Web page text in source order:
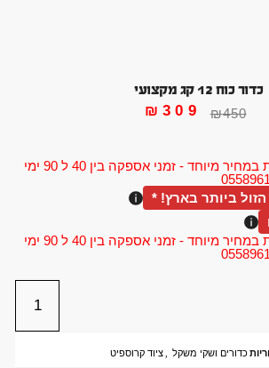
פריט בהזמנה מיוחדת במחיר מיוחד - זמני אספקה בין 40 ל 90 ימי
כדור כוח 12 קג מקצועי
₪450
₪ 309
ביותר בארץ! *
פריט בהזמנה מיוחדת במחיר מיוחד - זמני אספקה בין 40 ל 90 ימי
כדורים ושקי משקל ,ציוד קרוספיט